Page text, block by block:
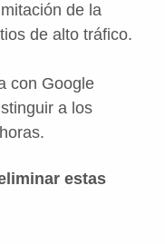
de la
de alto tráfico.
con Google
a los
estas